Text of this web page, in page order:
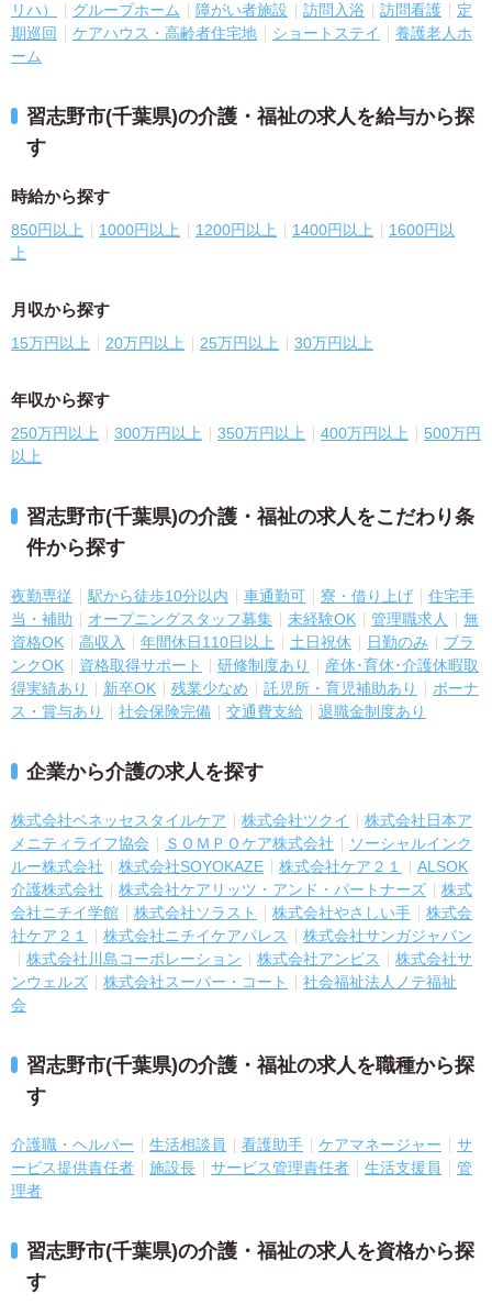
リハ）
グループホーム 障がい者施設 訪問入浴 訪問看護
定
期巡回
ケアハウス・高齢者住宅地 ショートステイ
養護老人ホ
ーム
習志野市(千葉県)の介護・福祉の求人を給与から探
す
時給から探す
850円以上 1000円以上 1200円以上 1400円以上
1600円以
上
月収から探す
15万円以上 20万円以上 25万円以上 30万円以上
年収から探す
250万円以上 300万円以上 350万円以上 400万円以上
500万円
以上
習志野市(千葉県)の介護・福祉の求人をこだわり条
件から探す
夜勤専従 駅から徒歩10分以内 車通勤可 寮・借り上げ
住宅手
当・補助
オープニングスタッフ募集 未経験OK 管理職求人
無
資格OK
高収入 年間休日110日以上 土日祝休 日勤のみ
ブラ
ンクOK
資格取得サポート 研修制度あり
産休･育休･介護休暇取
得実績あり
新卒OK 残業少なめ 託児所・育児補助あり
ボーナ
ス・賞与あり
社会保険完備 交通費支給 退職金制度あり
企業から介護の求人を探す
株式会社ベネッセスタイルケア 株式会社ツクイ
株式会社日本ア
メニティライフ協会
ＳＯＭＰＯケア株式会社
ソーシャルインク
ルー株式会社
株式会社SOYOKAZE 株式会社ケア２１
ALSOK
介護株式会社
株式会社ケアリッツ・アンド・パートナーズ
株式
会社ニチイ学館
株式会社ソラスト 株式会社やさしい手
株式会
社ケア２１
株式会社ニチイケアパレス
株式会社サンガジャパン
株式会社川島コーポレーション
株式会社アンビス
株式会社サ
ンウェルズ
株式会社スーパー・コート
社会福祉法人ノテ福祉
会
習志野市(千葉県)の介護・福祉の求人を職種から探
す
介護職・ヘルパー 生活相談員 看護助手 ケアマネージャー
サ
ービス提供責任者
施設長 サービス管理責任者 生活支援員
管
理者
習志野市(千葉県)の介護・福祉の求人を資格から探
す